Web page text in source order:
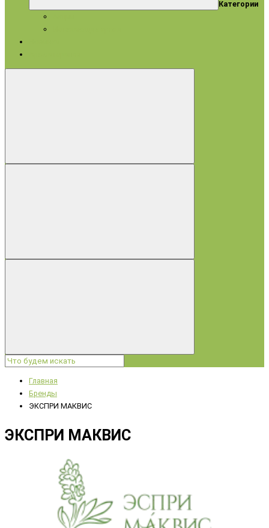
Категории
Главная
Бренды
ЭКСПРИ МАКВИС
ЭКСПРИ МАКВИС